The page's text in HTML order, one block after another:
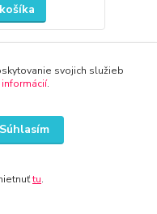
svojich služieb
informácií.
Súhlasím
tu.